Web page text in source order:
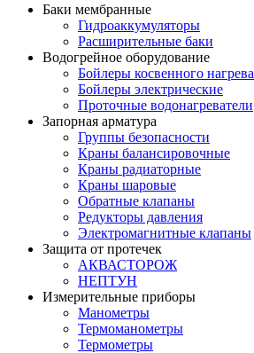
Баки мембранные
Гидроаккумуляторы
Расширительные баки
Водогрейное оборудование
Бойлеры косвенного нагрева
Бойлеры электрические
Проточные водонагреватели
Запорная арматура
Группы безопасности
Краны балансировочные
Краны радиаторные
Краны шаровые
Обратные клапаны
Редукторы давления
Электромагнитные клапаны
Защита от протечек
АКВАСТОРОЖ
НЕПТУН
Измерительные приборы
Манометры
Термоманометры
Термометры